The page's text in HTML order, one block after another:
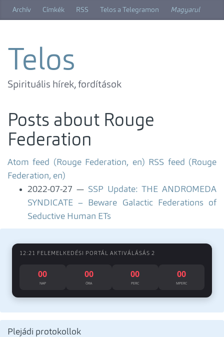
Archív Címkék RSS Telos a Telegramon Magyarul
Telos
Spirituális hírek, fordítások
Posts about Rouge
Federation
Atom feed (Rouge Federation, en)
RSS feed (Rouge
Federation, en)
2022-07-27
SSP Update: THE ANDROMEDA
SYNDICATE – Beware Galactic Federations of
Seductive Human ETs
12:21 FELEMELKEDÉSI PORTÁL AKTIVÁLÁSÁS 2
00
NAP
00
ÓRA
00
PERC
00
MPERC
Plejádi protokollok